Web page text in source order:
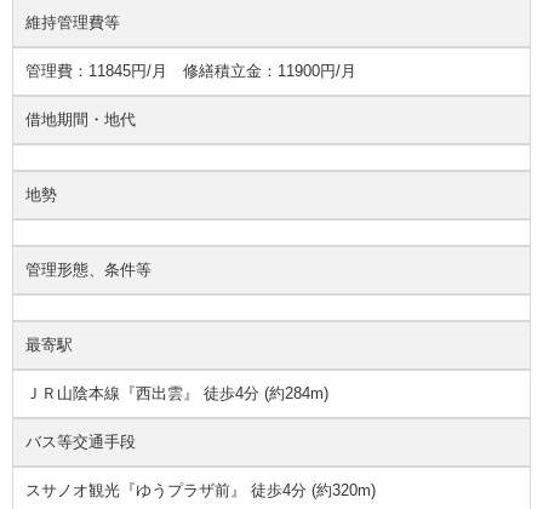
維持管理費等
管理費：11845円/月 修繕積立金：11900円/月
借地期間・地代
地勢
管理形態、条件等
最寄駅
ＪＲ山陰本線『西出雲』 徒歩4分 (約284m)
バス等交通手段
スサノオ観光『ゆうプラザ前』 徒歩4分 (約320m)